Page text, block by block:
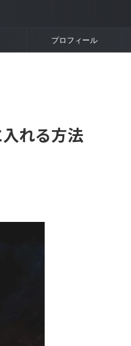
プロフィール
れる方法